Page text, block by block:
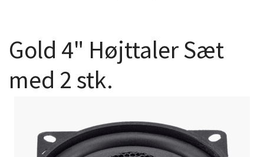
Gold 4" Højttaler Sæt
med 2 stk.